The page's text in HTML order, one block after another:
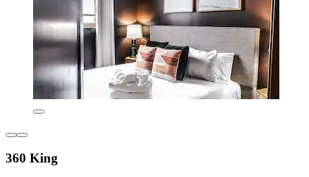
360 King